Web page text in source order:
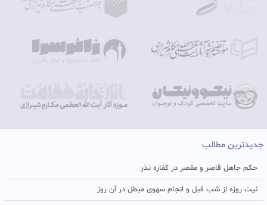
جدیدترین مطالب
حکم جاهل قاصر و مقصر در کفاره نذر
نیت روزه از شب قبل و انجام سهوی مبطل در آن روز